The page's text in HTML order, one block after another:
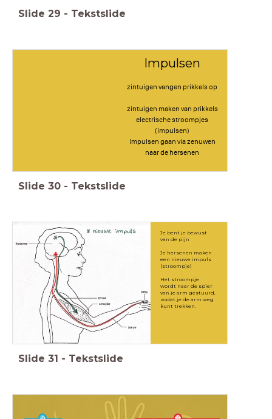
Slide 29 - Tekstslide
Impulsen
zintuigen vangen prikkels op
zintuigen maken van prikkels
electrische stroompjes
(impulsen)
Impulsen gaan via zenuwen
naar de hersenen
Slide 30 - Tekstslide
Je bent je bewust
van de pijn
Je hersenen maken
een nieuwe impuls
(stroompje)
Het stroompje
wordt naar de spier
van je arm gestuurd,
zodat je de arm weg
kunt trekken.
Slide 31 - Tekstslide